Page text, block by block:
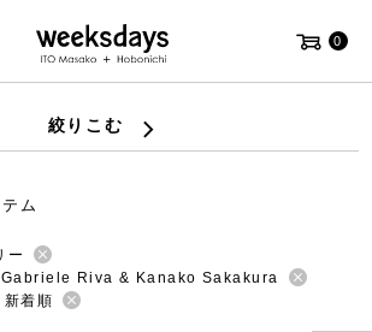
0
絞りこむ
ム
ー
Gabriele Riva & Kanako Sakakura
新着順